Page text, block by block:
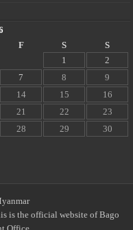
F S
S
1
2
7 8
9
14 15
16
21 22
23
28 29
30
is the official website of Bago